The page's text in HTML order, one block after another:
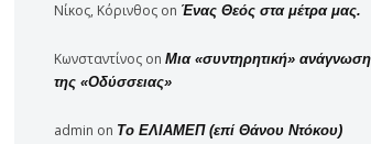
Νίκος, Κόρινθος on Ένας Θεός στα μέτρα μας.
Κωνσταντίνος on Μια «συντηρητική» ανάγνωση
της «Οδύσσειας»
admin on Το ΕΛΙΑΜΕΠ (επί Θάνου Ντόκου)